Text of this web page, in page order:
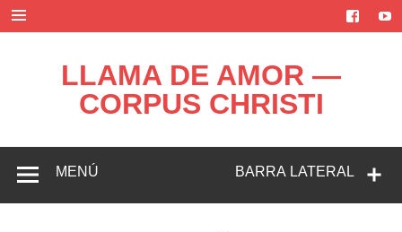
contenido
LLAMA DE AMOR —
CORPUS CHRISTI
BARRA LATERAL
MENÚ